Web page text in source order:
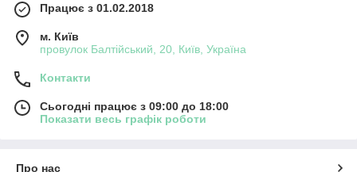
Працює з 01.02.2018
м. Київ
провулок Балтійський, 20, Київ, Україна
Контакти
Сьогодні працює з 09:00 до 18:00
Показати весь графік роботи
Про нас